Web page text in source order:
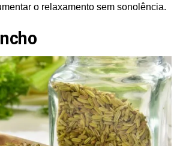
o relaxamento sem sonolência.